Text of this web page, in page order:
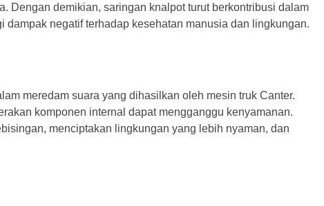
Dengan demikian, saringan knalpot turut berkontribusi dalam
negatif terhadap kesehatan manusia dan lingkungan.
meredam suara yang dihasilkan oleh mesin truk Canter.
komponen internal dapat mengganggu kenyamanan.
menciptakan lingkungan yang lebih nyaman, dan